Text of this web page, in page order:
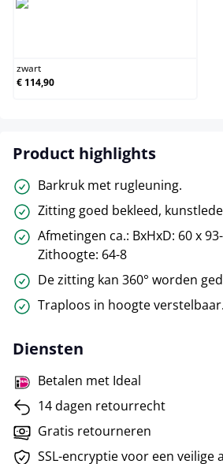
zwart
€ 114,90
Product highlights
Barkruk met rugleuning.
Zitting goed bekleed,
Afmetingen ca.: BxHxD: 60 x
Zithoogte: 64-8
De zitting kan 360° worden
Traploos in hoogte verstelbaar.
Diensten
Betalen met Ideal
14 dagen retourrecht
Gratis retourneren
SSL-encryptie voor een veilige